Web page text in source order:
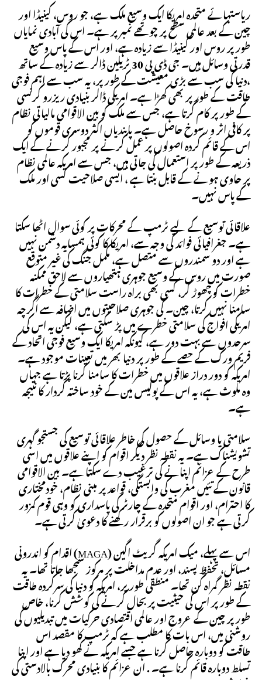
ریاستہائے متحدہ امریکا ایک وسیع ملک ہے، جو روس، کینیڈا اور
چین کے بعد عالمی سطح پر چوتھے نمبر پر ہے۔ اس کی آبادی نمایاں
طور پر روس اور کینیڈا سے زیادہ ہے، اور اس کے پاس وسیع
قدرتی وسائل ہیں۔ جی ڈی پی 30 ٹریلین ڈالر سے زیادہ کے ساتھ
،دنیا کی سب سے بڑی معیشت کے طور پر، یہ سب سے اہم فوجی
طاقت کے طور پر بھی کھڑا ہے۔ امریکی ڈالر بنیادی ریزرو کرنسی
کے طور پر کام کرتا ہے، جس سے ملک کو بین الاقوامی مالیاتی نظام
پر کافی اثر و رسوخ حاصل ہے۔ پابندیاں اکثر دوسری قوموں کو
اس کے قائم کردہ اصولوں پر عمل کرنے پر مجبور کرنے کے ایک
ذریعہ کے طور پر استعمال کی جاتی ہیں، جس سے امریکہ عالمی نظام
پر حاوی ہونے کے قابل بنتا ہے ، ایسی صلاحیت کسی اور ملک
کے پاس نہیں۔
علاقائی توسیع کے لیے ٹرمپ کے محرکات پر کوئی سوال اٹھا سکتا
ہے۔ جغرافیائی فوائد کی وجہ سے، امریکا کا کوئی ہمسایہ دشمن نہیں
ہے اور دو سمندروں سے متصل ہے، مکمل جنگ کی غیر متوقع
صورت میں روس کے وسیع جوہری ہتھیاروں سے لاحق ممکنہ
خطرات کو چھوڑ کر، کسی بھی براہ راست سلامتی کے خطرات کا
سامنا نہیں کرتا، چین۔ کی جوہری صلاحیتوں میں اضافہ سے اگرچہ
امریکی افواج کی سلامتی خطرے میں پڑ سکتی ہے، لیکن یہ اس کی
سرحدوں سے بہت دور ہے، کیونکہ امریکا ایک وسیع فوجی اتحاد کے
فریم ورک کے حصے کے طور پر دنیا بھر میں تعینات موجود ہے۔
امریکہ کو دور دراز علاقوں میں خطرات کا سامنا کرنا پڑتا ہے جہاں
وہ ملوث ہے، یہ اس کے پولیس مین کے خود ساختہ کردار کا نتیجہ
ہے۔
سلامتی یا وسائل کے حصول کی خاطر علاقائی توسیع کی جستجو گہری
تشویشناک ہے۔ یہ نقطہ نظر دیگر اقوام کو اپنے علاقوں میں اسی
طرح کے عزائم اپنانے کی ترغیب دے سکتا ہے۔ بین الاقوامی
قانون کے تئیں مغرب کی وابستگی، قواعد پر مبنی نظام، خودمختاری
کا احترام، اور اقوام متحدہ کے چارٹر کی پاسداری کو وہی قوم کمزور
کرتی ہے جو ان اصولوں کو برقرار رکھنے کا دعویٰ کرتی ہے۔
اس سے پہلے، میک امریکہ گریٹ اگین (MAGA) اقدام کو اندرونی
مسائل، تحفظ پسند، اور عدم مداخلت پر مرکوز سمجھا جاتا تھا۔ یہ
نقطہ نظر گمراہ کن تھا۔ منطقی طور پر، امریکہ کو دنیا کی سرکردہ طاقت
کے طور پر اس کی حیثیت پر بحال کرنے کی کوشش کرنا، خاص
طور پر چین کے عروج اور عالمی اقتصادی حرکیات میں تبدیلیوں کی
روشنی میں، اس بات کا مطلب ہے کہ ٹرمپ کا مقصد اس
طاقت کو دوبارہ حاصل کرنا ہے جسے امریکہ نے کھو دیا ہے اور اپنا
تسلط دوبارہ قائم کرنا ہے۔ . ان عزائم کا بنیادی محرک بالادستی کی